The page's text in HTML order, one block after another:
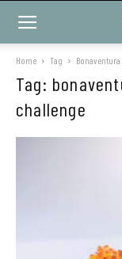
Home Tag
Tag:
challenge